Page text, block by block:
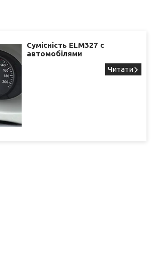
Сумісність ELM327 c
автомобілями